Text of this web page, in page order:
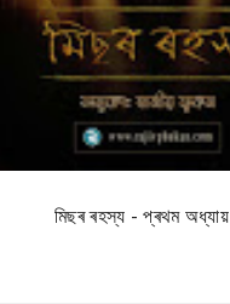
মিছৰ ৰহস্য - প্ৰথম অধ্যায়